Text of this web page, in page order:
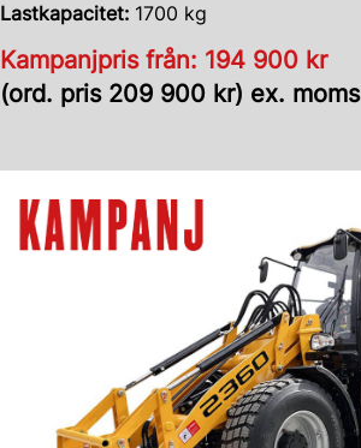
Lastkapacitet: 1700 kg
Kampanjpris från: 194 900 kr
(ord. pris 209 900 kr) ex. moms